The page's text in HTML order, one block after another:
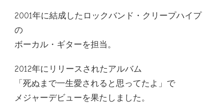
2001年に結成したロックバンド・クリープハイプ
の
ボーカル・ギターを担当。
2012年にリリースされたアルバム
「死ぬまで一生愛されると思ってたよ」で
メジャーデビューを果たしました。